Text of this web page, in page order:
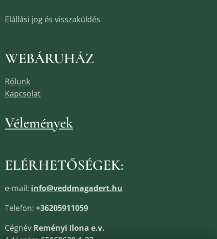
Elállási jog és visszaküldés
WEBÁRUHÁZ
Rólunk
Kapcsolat
Vélemények
ELÉRHETŐSÉGEK:
e-mail: info@veddmagadert.hu
Telefon: +36205911059
Cégnév Reményi Ilona e.v.